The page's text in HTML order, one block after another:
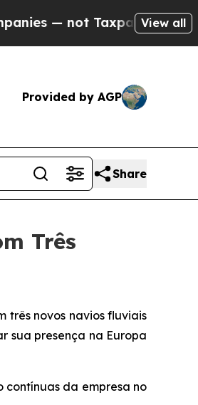
Taxpayers — the Chance
View all
Provided by AGP
Share
Três
três novos navios fluviais
sua presença na Europa
contínuas da empresa no